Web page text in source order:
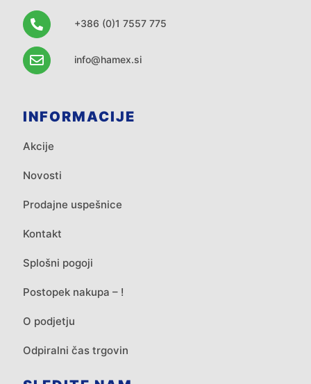
+386 (0)1 7557 775
info@hamex.si
INFORMACIJE
Akcije
Novosti
Prodajne uspešnice
Kontakt
Splošni pogoji
Postopek nakupa – !
O podjetju
Odpiralni čas trgovin